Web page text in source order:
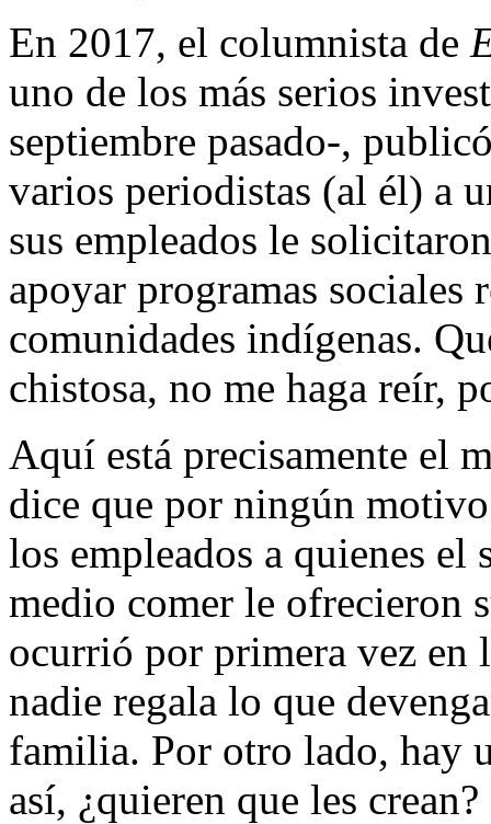
En 2017, el columnista de
uno de los más serios
septiembre pasado-,
varios periodistas (al él) a
sus empleados le
apoyar programas sociales
comunidades indígenas.
chistosa, no me haga reír,
Aquí está precisamente el
dice que por ningún
los empleados a quienes el
medio comer le ofrecieron
ocurrió por primera vez en
nadie regala lo que
familia. Por otro lado, hay
así, ¿quieren que les